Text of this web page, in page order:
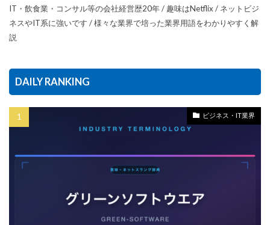
IT・飲食業・コンサル等の会社経営歴20年 / 趣味はNetflix / ネットビジ
ネスやIT系に強いです / 様々な業界で培った業界用語をわかりやすく解
説
DAILY RANKING
ビジネス・IT業界